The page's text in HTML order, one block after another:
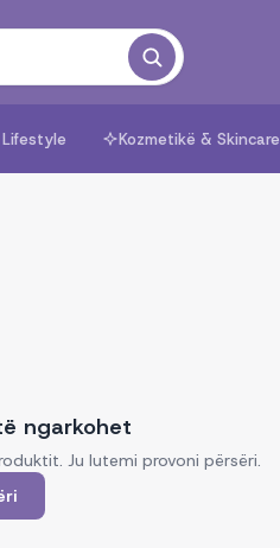
Kozmetikë & Skincare
ngarkohet
Ju lutemi provoni përsëri.